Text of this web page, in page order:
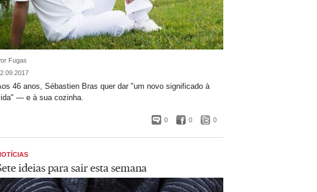
Fugas
46 anos, Sébastien Bras quer dar "um novo significado à
— e à sua cozinha.
0 0 0
ideias para sair esta semana